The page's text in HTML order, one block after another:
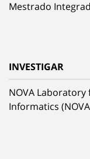
Mestrado
INVESTIGAR
NOVA
Informatics (NOVA